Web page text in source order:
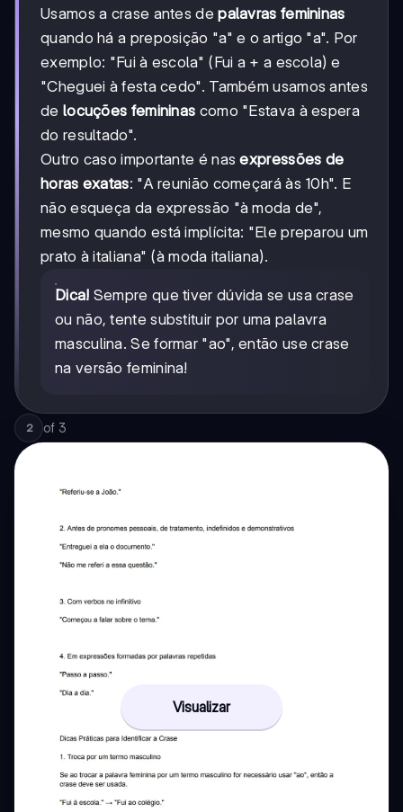
Usamos a crase antes depalavras femininas
quando há a preposição "a" e o artigo "a". Por
exemplo: "Fui à escola" (Fui a + a escola) e
"Cheguei à festa cedo". Também usamos antes
de locuções femininas como "Estava à espera
do resultado".
Outro caso importante é nasexpressões de
horas exatas: "A reunião começará às 10h". E
não esqueça da expressão "à moda de",
mesmo quando está implícita: "Ele preparou um
prato à italiana" (à moda italiana).
Dica! Sempre que tiver dúvida se usa crase
ou não, tente substituir por uma palavra
masculina. Se formar "ao", então use crase
na versão feminina!
2 of 3
Visualizar